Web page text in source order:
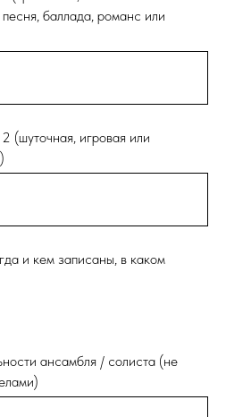
баллада, романс или
игровая или
и кем записаны, в каком
ансамбля / солиста (не